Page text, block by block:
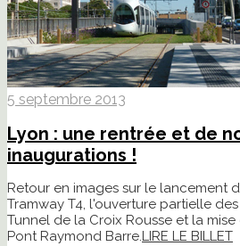
5 septembre 2013
Lyon : une rentrée et de
inaugurations !
Retour en images sur le lancement
Tramway T4, l'ouverture partielle
Tunnel de la Croix Rousse et la
Pont Raymond Barre.LIRE LE BILLET